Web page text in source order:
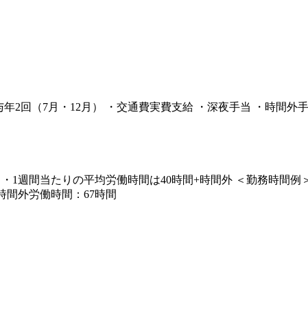
2回（7月・12月） ・交通費実費支給 ・深夜手当 ・時間
1週間当たりの平均労働時間は40時間+時間外 ＜勤務時間
間外労働時間：67時間